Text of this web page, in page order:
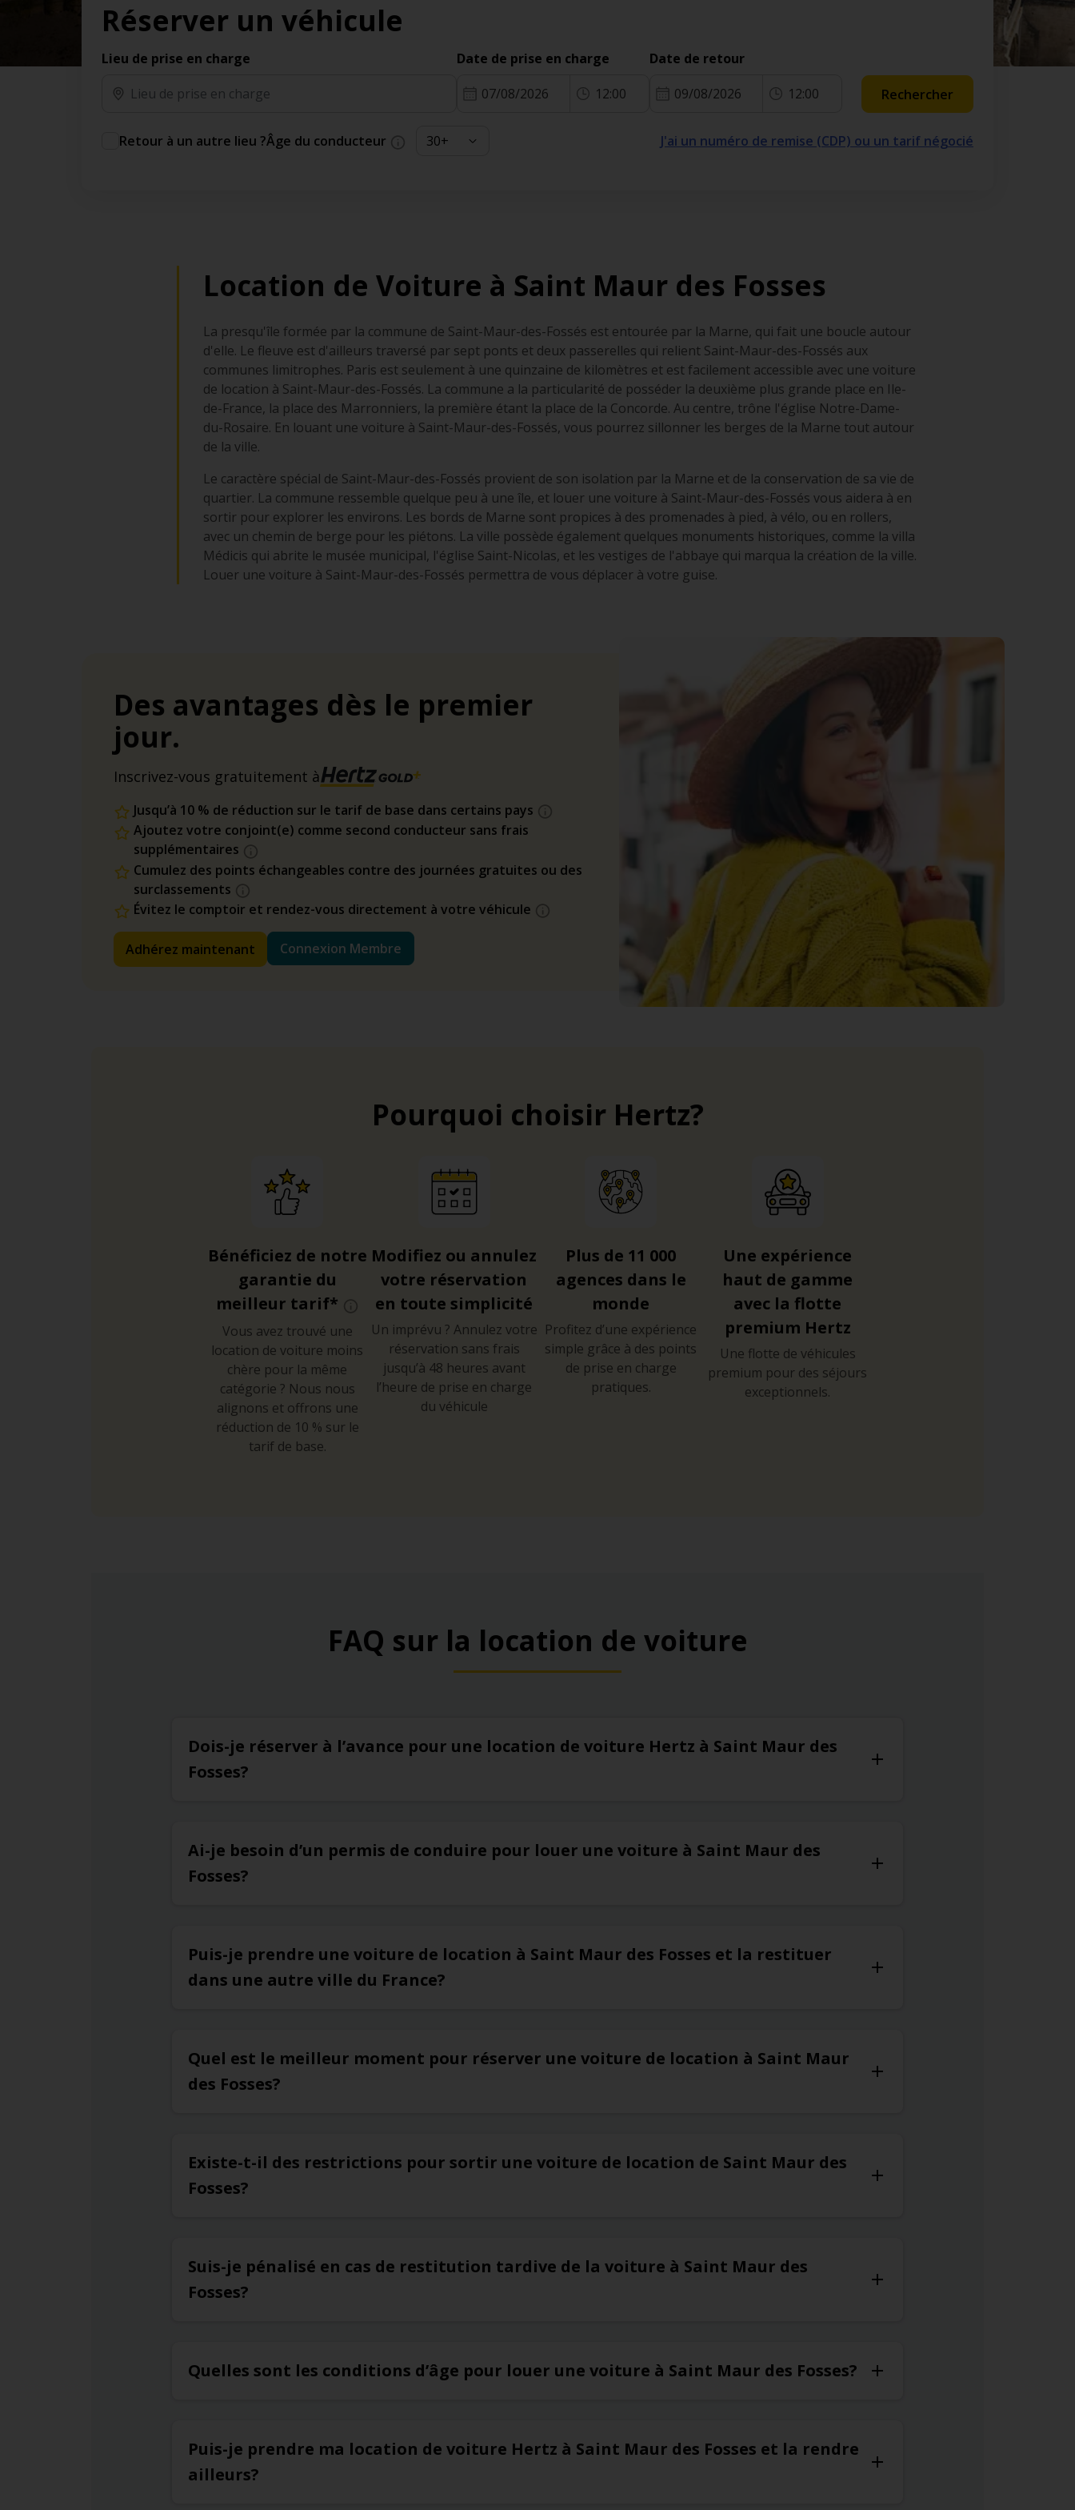
des jours gratuits.*
Ajout gratuit du partenaire comme conducteur
additionnel
supplémentaires.
Réserver un véhicule
Lieu de prise en charge Date de prise en charge
07/08/2026 12:00
Date de retour
09/08/2026 12:00 Rechercher
Retour à un autre lieu ?Âge du conducteur J'ai un numéro de remise (CDP) ou un tarif négocié
Location de Voiture à Saint Maur des Fosses
La presqu'île formée par la commune de Saint-Maur-des-Fossés est entourée par la Marne, qui fait une boucle autour
d'elle. Le fleuve est d'ailleurs traversé par sept ponts et deux passerelles qui relient Saint-Maur-des-Fossés aux
communes limitrophes. Paris est seulement à une quinzaine de kilomètres et est facilement accessible avec une voiture
de location à Saint-Maur-des-Fossés. La commune a la particularité de posséder la deuxième plus grande place en Ile-
de-France, la place des Marronniers, la première étant la place de la Concorde. Au centre, trône l'église Notre-Dame-
du-Rosaire. En louant une voiture à Saint-Maur-des-Fossés, vous pourrez sillonner les berges de la Marne tout autour
de la ville.
Le caractère spécial de Saint-Maur-des-Fossés provient de son isolation par la Marne et de la conservation de sa vie de
quartier. La commune ressemble quelque peu à une île, et louer une voiture à Saint-Maur-des-Fossés vous aidera à en
sortir pour explorer les environs. Les bords de Marne sont propices à des promenades à pied, à vélo, ou en rollers,
avec un chemin de berge pour les piétons. La ville possède également quelques monuments historiques, comme la villa
Médicis qui abrite le musée municipal, l'église Saint-Nicolas, et les vestiges de l'abbaye qui marqua la création de la ville.
Louer une voiture à Saint-Maur-des-Fossés permettra de vous déplacer à votre guise.
Des avantages dès le premier
jour.
Inscrivez-vous gratuitement à
Jusqu’à 10 % de réduction sur le tarif de base dans certains pays
Ajoutez votre conjoint(e) comme second conducteur sans frais
supplémentaires
Cumulez des points échangeables contre des journées gratuites ou des
surclassements
Évitez le comptoir et rendez-vous directement à votre véhicule
Adhérez maintenant Connexion Membre
Pourquoi choisir Hertz?
Bénéficiez de notre
garantie du
meilleur tarif*
Vous avez trouvé une
location de voiture moins
chère pour la même
catégorie ? Nous nous
alignons et offrons une
réduction de 10 % sur le
tarif de base.
Modifiez ou annulez
votre réservation
en toute simplicité
Un imprévu ? Annulez votre
réservation sans frais
jusqu’à 48 heures avant
l’heure de prise en charge
du véhicule
Plus de 11 000
agences dans le
monde
Profitez d’une expérience
simple grâce à des points
de prise en charge
pratiques.
Une expérience
haut de gamme
avec la flotte
premium Hertz
Une flotte de véhicules
premium pour des séjours
exceptionnels.
FAQ sur la location de voiture
Dois-je réserver à l’avance pour une location de voiture Hertz à Saint Maur des
Fosses?
Ai-je besoin d’un permis de conduire pour louer une voiture à Saint Maur des
Fosses?
Puis-je prendre une voiture de location à Saint Maur des Fosses et la restituer
dans une autre ville du France?
Quel est le meilleur moment pour réserver une voiture de location à Saint Maur
des Fosses?
Existe-t-il des restrictions pour sortir une voiture de location de Saint Maur des
Fosses?
Suis-je pénalisé en cas de restitution tardive de la voiture à Saint Maur des
Fosses?
Quelles sont les conditions d’âge pour louer une voiture à Saint Maur des Fosses?
Puis-je prendre ma location de voiture Hertz à Saint Maur des Fosses et la rendre
ailleurs?